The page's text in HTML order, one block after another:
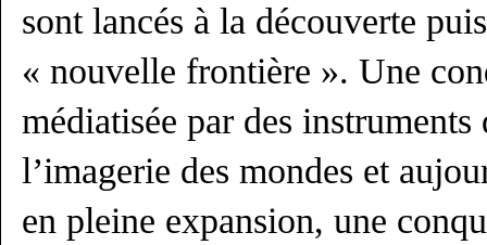
sont lancés à la découverte
« nouvelle frontière ». Une
médiatisée par des instruments
l’imagerie des mondes et
en pleine expansion, une